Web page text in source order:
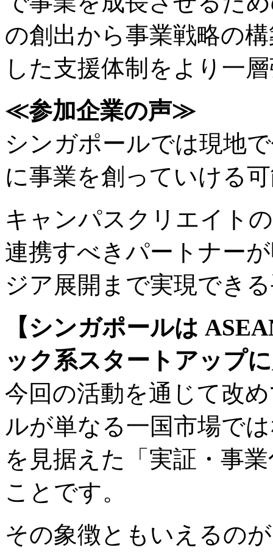
の創出から事業戦略の
した支援体制をより一
≪参加企業の声≫
シンガポールでは現地
に事業を創っていける
キャンパスクリエイト
連携すべきパートナー
ジア展開まで実現でき
【シンガポールは
ック系スタートアップ
今回の活動を通じて改
ルが単なる一国市場で
を見据えた「実証・事
ことです。
その象徴ともいえるの